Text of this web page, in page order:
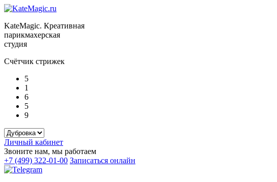
KateMagic. Креативная
парикмахерская
студия
Счётчик стрижек
5
1
6
5
9
Личный кабинет
Звоните нам, мы работаем
+7 (499) 322-01-00 Записаться онлайн